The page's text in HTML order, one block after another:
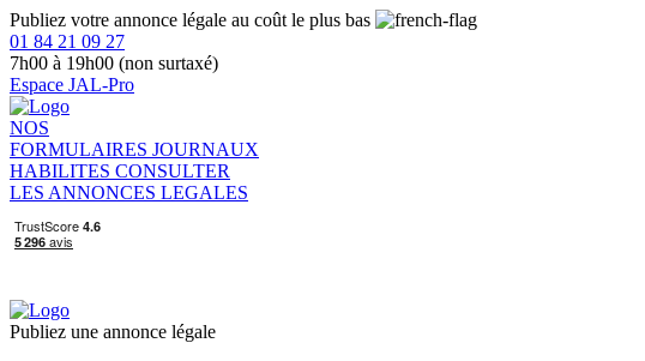
Publiez votre annonce légale au coût le plus bas
01 84 21 09 27
7h00 à 19h00 (non surtaxé)
Espace JAL-Pro
NOS
FORMULAIRES JOURNAUX
HABILITES CONSULTER
LES ANNONCES LEGALES
Publiez une annonce légale